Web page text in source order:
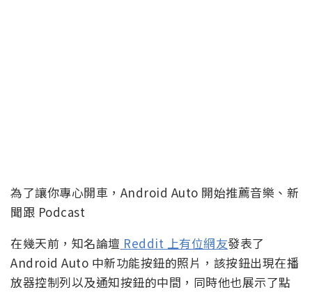
為了讓你專心開車，Android Auto 開始推薦音樂、新
聞跟 Podcast
在幾天前，知名論壇 Reddit 上有位網友發表了
Android Auto 中新功能按鈕的照片，該按鈕出現在播
放器控制列以及通知按鈕的中間，同時他也展示了點